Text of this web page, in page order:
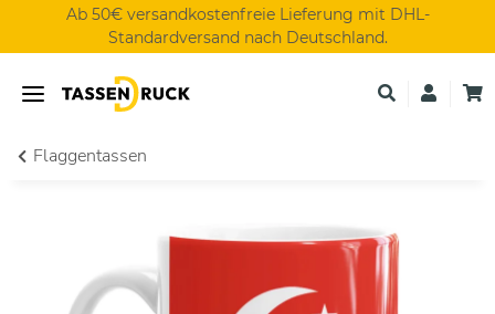
Ab 50€ versandkostenfreie Lieferung mit DHL-
Standardversand nach Deutschland.
Flaggentassen